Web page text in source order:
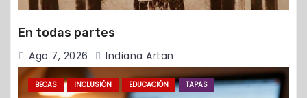
En todas partes
Ago 7, 2026 Indiana Artan
BECAS INCLUSIÓN EDUCACIÓN TAPAS